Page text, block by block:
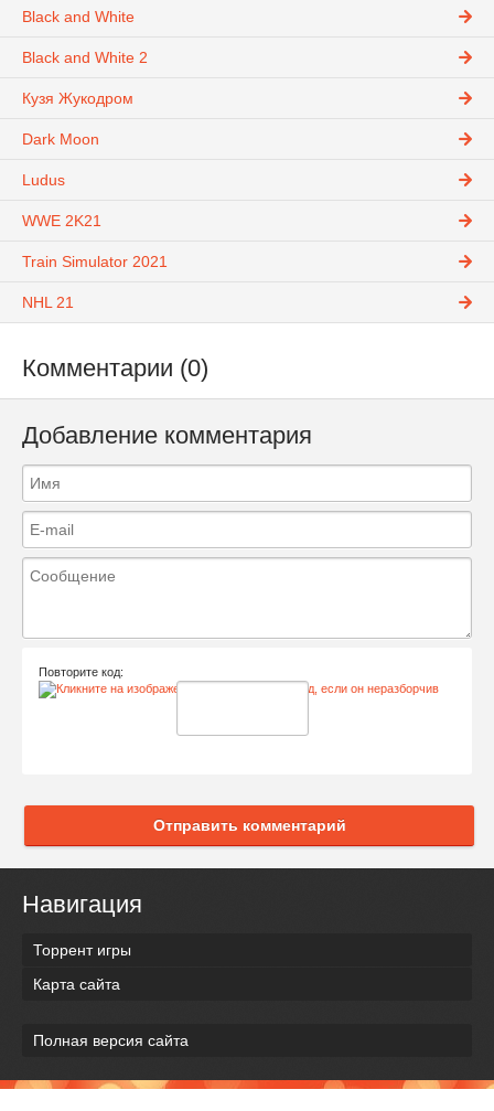
Black and White
Black and White 2
Кузя Жукодром
Dark Moon
Ludus
WWE 2K21
Train Simulator 2021
NHL 21
Комментарии (0)
Добавление комментария
Повторите код:
Отправить комментарий
Навигация
Торрент игры
Карта сайта
Полная версия сайта